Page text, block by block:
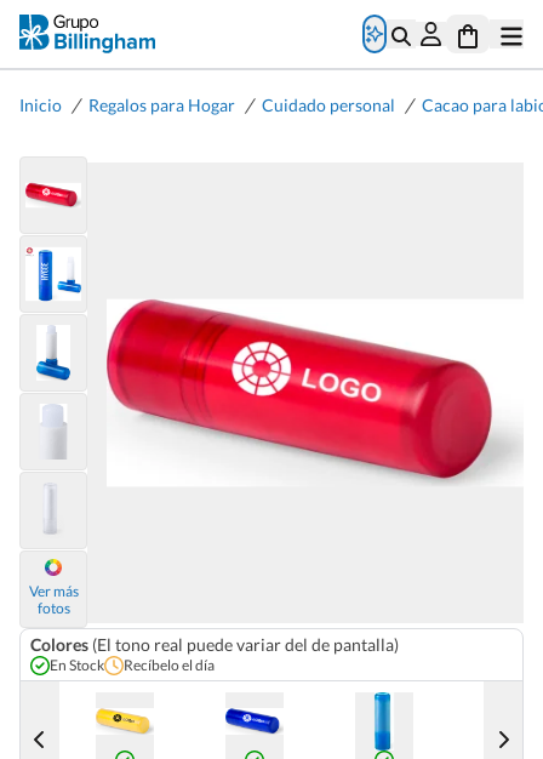
Inicio / Regalos para Hogar / Cuidado personal / Cacao para
Ver más
fotos
Colores (El tono real puede variar del de pantalla)
En Stock Recíbelo el día